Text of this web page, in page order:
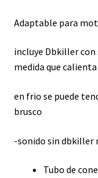
Adaptable para
incluye Dbkiller con
medida que
en frio se puede
brusco
-sonido sin dbkiller
Tubo de